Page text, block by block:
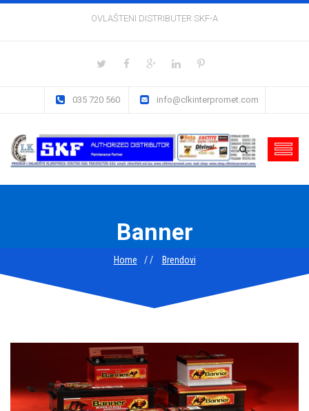
OVLAŠTENI DISTRIBUTER SKF-A
035 720 560 info@clkinterpromet.com
Banner
Home Brendovi